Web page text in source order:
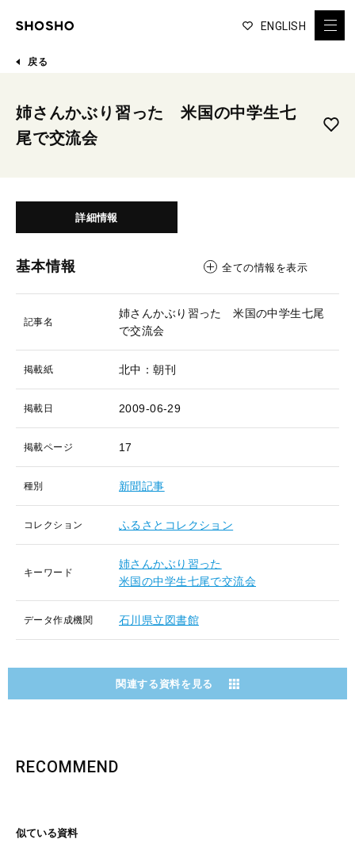
ENGLISH
戻る
姉さんかぶり習った 米国の中学生七
尾で交流会
詳細情報
基本情報 全ての情報を表示
記事名
姉さんかぶり習った 米国の中学生七尾
で交流会
掲載紙 北中：朝刊
掲載日 2009-06-29
掲載ページ 17
種別 新聞記事
コレクション ふるさとコレクション
キーワード
姉さんかぶり習った
米国の中学生七尾で交流会
データ作成機関 石川県立図書館
関連する資料を見る
RECOMMEND
似ている資料